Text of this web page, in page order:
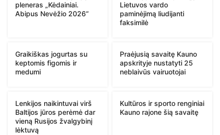
pleneras „Kėdainiai.
Abipus Nevėžio 2026“
Lietuvos vardo
paminėjimą liudijanti
faksimilė
Graikiškas jogurtas su
keptomis figomis ir
medumi
Praėjusią savaitę Kauno
apskrityje nustatyti 25
neblaivūs vairuotojai
Lenkijos naikintuvai virš
Baltijos jūros perėmė dar
vieną Rusijos žvalgybinį
lėktuvą
Kultūros ir sporto renginiai
Kauno rajone šią savaitę